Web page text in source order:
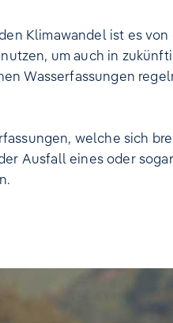
Klimawandel ist es
um auch in
Wasserfassungen
welche sich
Ausfall eines oder